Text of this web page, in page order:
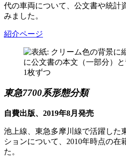
代の車両について、公文書や統計
みました。
紹介ページ
東急7700系形態分類
自費出版、2019年8月発売
池上線、東急多摩川線で活躍した
ションについて、2010年時点の在
た。